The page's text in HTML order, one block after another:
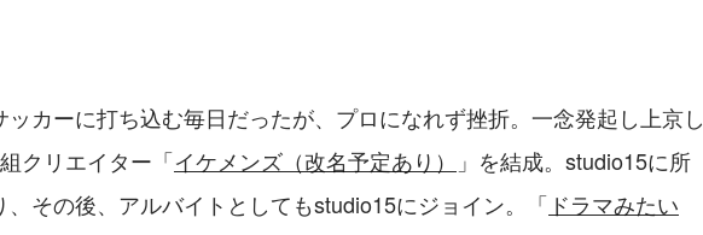
カーに打ち込む毎日だったが、プロになれず挫折。一念発起し上京し
クリエイター「イケメンズ（改名予定あり）
」を結成。studio15に所
その後、アルバイトとしてもstudio15にジョイン。「 ドラマみたい